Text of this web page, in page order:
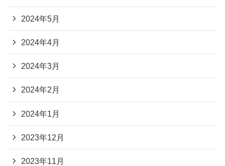
2024年5月
2024年4月
2024年3月
2024年2月
2024年1月
2023年12月
2023年11月